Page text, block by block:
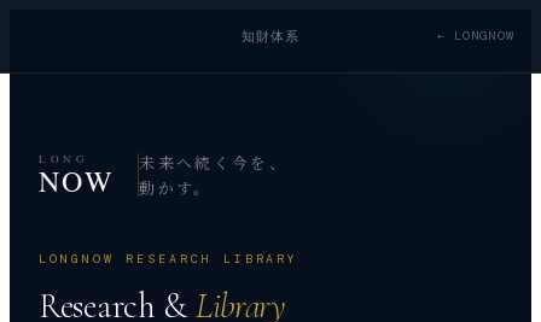
知財体系 ← LONGNOW
LONG
NOW
未来へ続く今を、
動かす。
LONGNOW RESEARCH LIBRARY
Research &Library